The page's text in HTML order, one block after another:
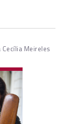
Cecília Meireles